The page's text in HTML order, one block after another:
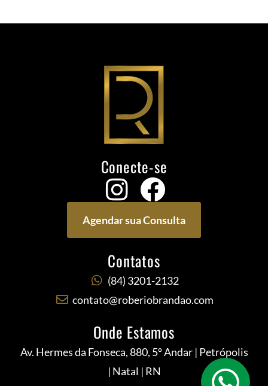
Conecte-se
Agendar sua Consulta
Contatos
(84) 3201-2132
contato@roberiobrandao.com
Onde Estamos
Av. Hermes da Fonseca, 880, 5º Andar | Petrópolis
| Natal | RN